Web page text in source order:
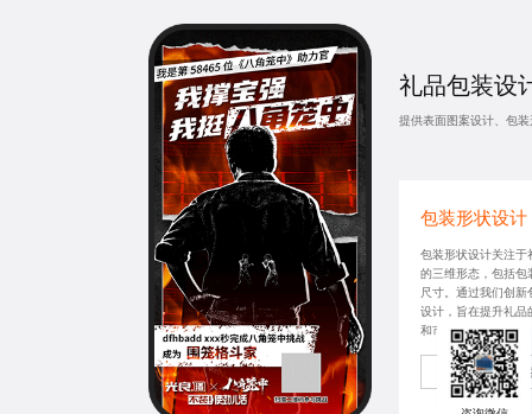
礼品包装设
提供表面图案设计、包
包装形状设计
包装形状设计关注于
的三维形态，包括包
尺寸。通过我们创新
设计，旨在提升礼品
和市场竞争力。
获取同款方